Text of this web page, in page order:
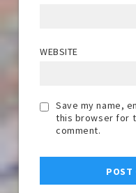
WEBSITE
Save my name,
this browser for
comment.